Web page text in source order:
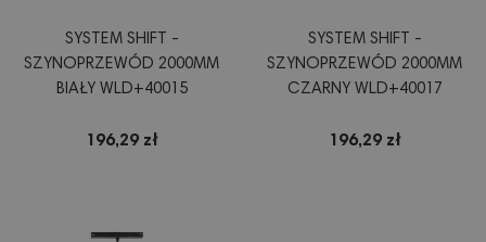
SYSTEM SHIFT -
SZYNOPRZEWÓD 2000MM
BIAŁY WLD+40015
196,29 zł
SYSTEM SHIFT -
SZYNOPRZEWÓD 2000MM
CZARNY WLD+40017
196,29 zł